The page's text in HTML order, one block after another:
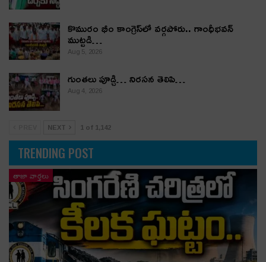
కొమురం భీం కాంగ్రెస్‌లో వర్గపోరు.. గాంధీభవన్
ముట్టడి…
Aug 5, 2026
గుంతలు పూడ్చి… నిరసన తెలిపి…
Aug 4, 2026
NEXT 1 of 1,142
TRENDING POST
తాజా వార్తలు